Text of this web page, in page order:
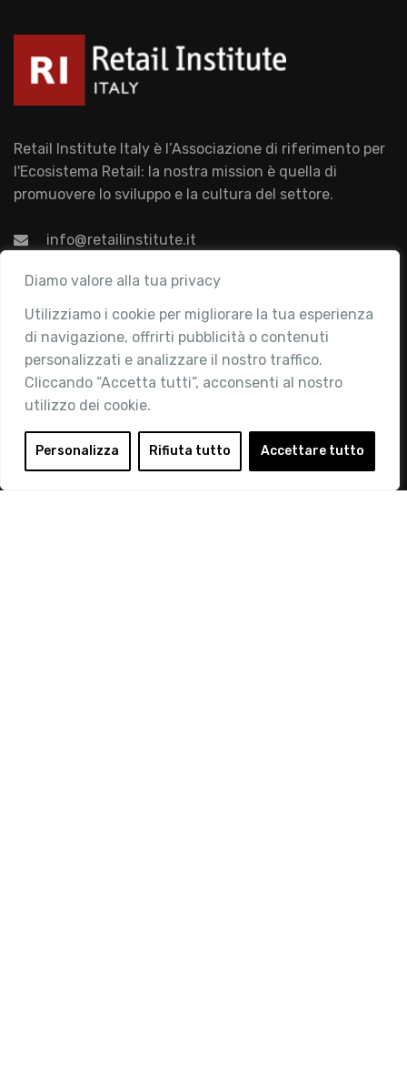
Diamo valore alla tua privacy
Utilizziamo i cookie per migliorare la tua esperienza
di navigazione, offrirti pubblicità o contenuti
personalizzati e analizzare il nostro traffico.
Cliccando “Accetta tutti”, acconsenti al nostro
utilizzo dei cookie.
Personalizza Rifiuta tutto Accettare tutto
Retail Institute Italy è l’Associazione di riferimento per
l'Ecosistema Retail: la nostra mission è quella di
promuovere lo sviluppo e la cultura del settore.
info@retailinstitute.it
Associazione
Chi siamo
Attività
Contatti
Area Riservata
Login
Diventa Socio